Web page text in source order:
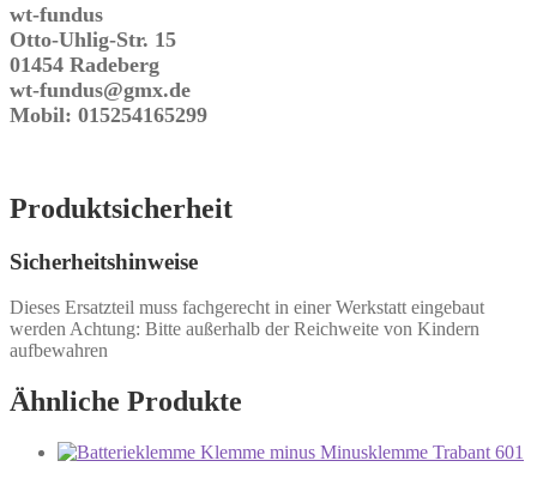
wt-fundus
Otto-Uhlig-Str. 15
01454 Radeberg
wt-fundus@gmx.de
Mobil: 015254165299
Produktsicherheit
Sicherheitshinweise
Dieses Ersatzteil muss fachgerecht in einer Werkstatt eingebaut
werden Achtung: Bitte außerhalb der Reichweite von Kindern
aufbewahren
Ähnliche Produkte